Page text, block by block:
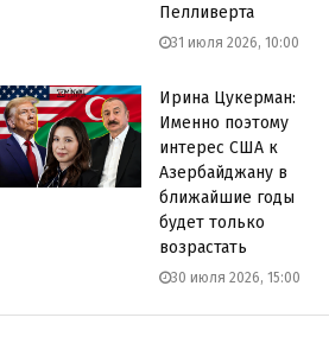
Пелливерта
31 июля 2026, 10:00
Ирина Цукерман:
Именно поэтому
интерес США к
Азербайджану в
ближайшие годы
будет только
возрастать
30 июля 2026, 15:00